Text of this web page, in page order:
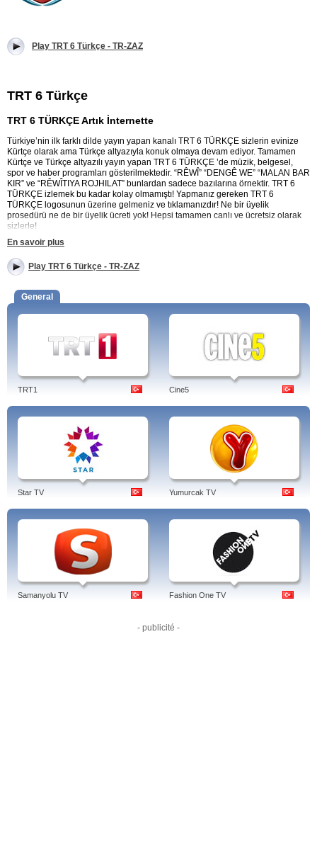
Play TRT 6 Türkçe - TR-ZAZ
TRT 6 Türkçe
TRT 6 TÜRKÇE Artık İnternette
Türkiye’nin ilk farklı dilde yayın yapan kanalı TRT 6 TÜRKÇE sizlerin evinize
Kürtçe olarak ama Türkçe altyazıyla konuk olmaya devam ediyor. Tamamen
Kürtçe ve Türkçe altyazılı yayın yapan TRT 6 TÜRKÇE ’de müzik, belgesel,
spor ve haber programları gösterilmektedir. “RÊWÎ” “DENGÊ WE” “MALAN BAR
KIR” ve “RÊWÎTIYA ROJHILAT” bunlardan sadece bazılarına örnektir. TRT 6
TÜRKÇE izlemek bu kadar kolay olmamıştı! Yapmanız gereken TRT 6
TÜRKÇE logosunun üzerine gelmeniz ve tıklamanızdır! Ne bir üyelik
prosedürü ne de bir üyelik ücreti yok! Hepsi tamamen canlı ve ücretsiz olarak
sizlerle!
TRT 6 TÜRKÇE’yi canlı izle
TRT 6 TÜRKÇE ile gündemden her zaman haberdar olacaksınız. İnternet
bağlantınız sayesinde internet sitemize bağlanıp buradan TRT 6 TÜRKÇE
logosuna tıklayarak TRT 6 TÜRKÇE’yi internetten canlı ve hiçbir ücret
ödemeden izleyebilirsiniz. Artık TRT 6 TÜRKÇE ile boş vakitlerinizi
değerlendirip yayınlanan haberler, programlarla vakit geçireceksiniz. Kürtçe
maç yorumlarıyla “ŞEVA FÛTBOLÊ” bu kadar keyifli kılıp ve kolaylaştıran TRT 6
TÜRKÇE’yi internetten canlı izlemek için doğru yerdesiniz. TRT 6 TÜRKÇE’yi
ücretsiz, çevrimiçi ve canlı izleyin.
TRT 6 veya TRT Şeş, 25 Aralık 2008'de test yayınına başlayan kamusal çok
dilli televizyon kanalıdır. Kanal, 1 Ocak 2009'da Türkiye Radyo Televizyon
""""""""""""""""""""""""""""""""Türkiye'nin zenginliğini ve renklerini ekrana
taşıma"""""""""""""""""""""""""""""""" amacıyla kurulmuştur.
Tags: trt 6 türkçe, izle, frekansı, olimpiyatları, olimpiyatları batman, izlemek,
yayın frekansı, trt 6 türkçe izle, yayın, canli izle, canlı, izleme, frekans, canlı
yayın, yapma, nasıl izlenir, yayın canlı izle, trt 6 türkçe, türkiye, türk.
En savoir plus
Play TRT 6 Türkçe - TR-ZAZ
General
TRT1 Cine5
Star TV Yumurcak TV
Samanyolu TV Fashion One TV
- publicité -